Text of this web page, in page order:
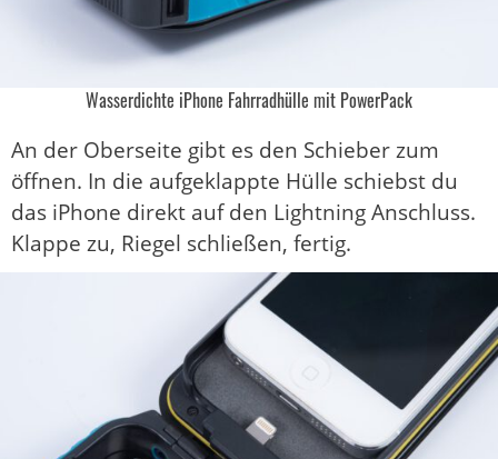
Wasserdichte iPhone Fahrradhülle mit PowerPack
An der Oberseite gibt es den Schieber zum
öffnen. In die aufgeklappte Hülle schiebst du
das iPhone direkt auf den Lightning Anschluss.
Klappe zu, Riegel schließen, fertig.